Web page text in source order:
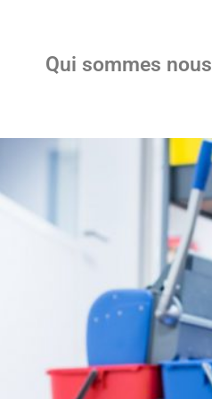
Qui sommes nous